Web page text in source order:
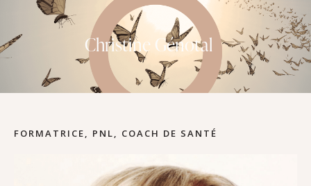
Christine Génotal
FORMATRICE, PNL, COACH DE SANTÉ